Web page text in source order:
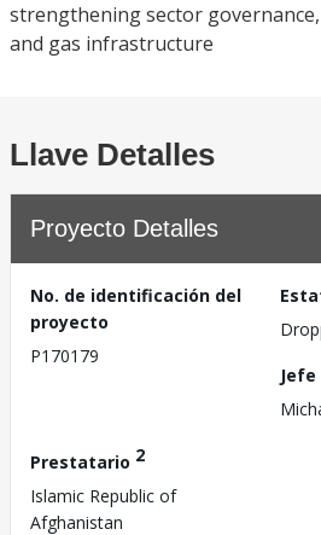
strengthening sector
and gas infrastructure
Llave Detalles
Proyecto Detalles
No. de identificación del
proyecto
P170179
Prestatario 2
Islamic Republic of
Afghanistan